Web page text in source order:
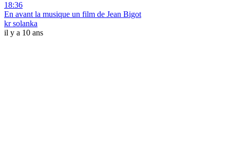
18:36
En avant la musique un film de Jean Bigot
kr solanka
il y a 10 ans